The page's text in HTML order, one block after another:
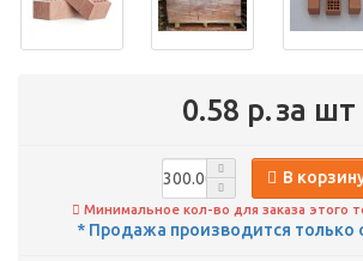
0.58 р.за шт
В
Минимальное кол-во для заказа этого
* Продажа производится только